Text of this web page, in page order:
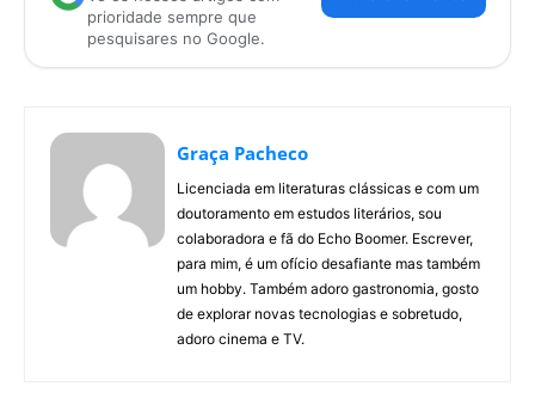
prioridade sempre que
pesquisares no Google.
Graça Pacheco
Licenciada em literaturas clássicas e com um
doutoramento em estudos literários, sou
colaboradora e fã do Echo Boomer. Escrever,
para mim, é um ofício desafiante mas também
um hobby. Também adoro gastronomia, gosto
de explorar novas tecnologias e sobretudo,
adoro cinema e TV.